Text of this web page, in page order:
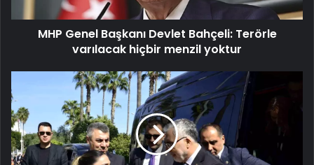
menzil
MHP Genel Başkanı Devlet Bahçeli: Terörle
varılacak hiçbir menzil yoktur
Işıkhan
Mersin'de